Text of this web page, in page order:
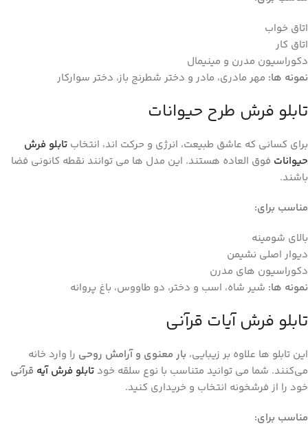
اتاق خواب
اتاق کار
دکوراسیون مدرن و مینیمال
نمونه‌ ها: مهر مادری، مادر و دختر شطرنج باز، دختر سوارکار
تابلو فرش طرح حیوانات
برای کسانی که عاشق طبیعت، انرژی و حرکت ‌اند، انتخاب تابلو فرش
حیوانات فوق‌ العاده هستند. این مدل ‌ها می‌ توانند نقطه کانونی فضا
باشند.
مناسب برای:
بالای شومینه
دیوار اصلی نشیمن
دکوراسیون ‌های مدرن
نمونه‌ ها: شیر شاه، اسب و دختر، دو طاووس، باغ پروانه
تابلو فرش آیات قرآنی
این تابلو ها علاوه بر زیبایی، بار معنوی و آرامش روحی را وارد خانه
می‌کنند. شما می توانید متناسب با نوع سلقه خود تابلو فرش آیه قرآنی
خود را از فرشخونه انتخاب و خریداری کنید.
مناسب برای: